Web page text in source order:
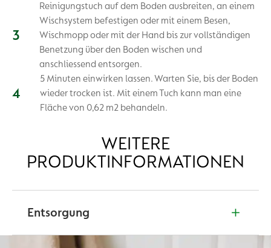
Reinigungstuch auf dem Boden ausbreiten, an einem
Wischsystem befestigen oder mit einem Besen,
Wischmopp oder mit der Hand bis zur vollständigen
Benetzung über den Boden wischen und
anschliessend entsorgen.
5 Minuten einwirken lassen. Warten Sie, bis der Boden
wieder trocken ist. Mit einem Tuch kann man eine
Fläche von 0,62 m2 behandeln.
WEITERE
PRODUKTINFORMATIONEN
Entsorgung
Nicht über die Toilette entsorgen, sondern über den